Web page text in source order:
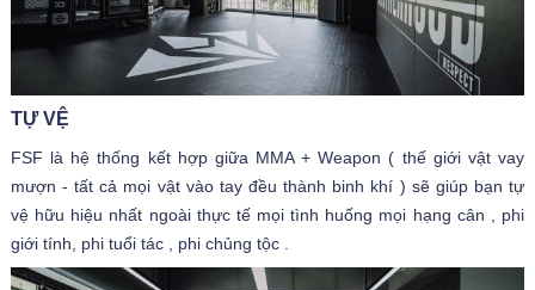
TỰ VỆ
FSF là hệ thống kết hợp giữa MMA + Weapon ( thế giới vật vay
mượn - tất cả mọi vật vào tay đều thành binh khí ) sẽ giúp bạn tự
vệ hữu hiệu nhất ngoài thực tế mọi tình huống mọi hạng cân , phi
giới tính, phi tuổi tác , phi chủng tộc .